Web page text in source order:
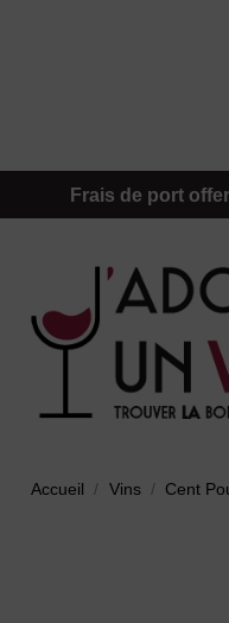
Frais de port
Accueil Vins Cent